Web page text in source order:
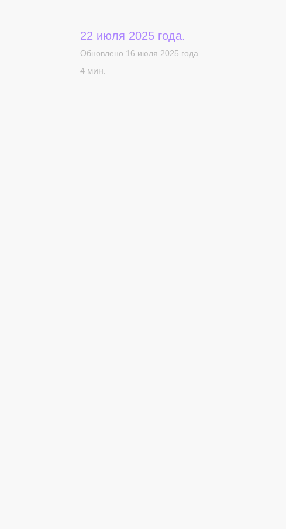
22 июля 2025 года.
Обновлено 16 июля 2025 года.
4 мин.